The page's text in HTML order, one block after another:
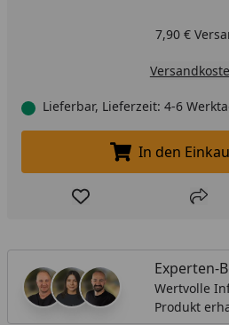
7,90 €
Lieferbar, Lieferzeit: 4-6
In
In den
Produkt zur Teilen
Experten-
Wertvolle
Produkt